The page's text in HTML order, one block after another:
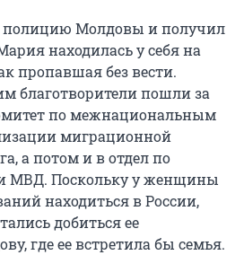
полицию Молдовы и получил
находилась у себя на
пропавшая без вести.
благотворители пошли за
по межнациональным
миграционной
а потом и в отдел по
МВД. Поскольку у женщины
находиться в России,
добиться ее
где ее встретила бы семья.